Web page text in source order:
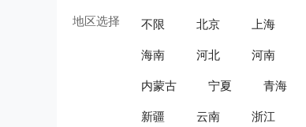
地区选择 不限 北京 上海
海南 河北 河南
内蒙古 宁夏 青海
新疆 云南 浙江